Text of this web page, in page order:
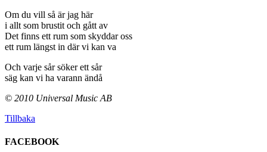
Om du vill så är jag här
i allt som brustit och gått av
Det finns ett rum som skyddar oss
ett rum längst in där vi kan va
Och varje sår söker ett sår
säg kan vi ha varann ändå
© 2010 Universal Music AB
Tillbaka
FACEBOOK